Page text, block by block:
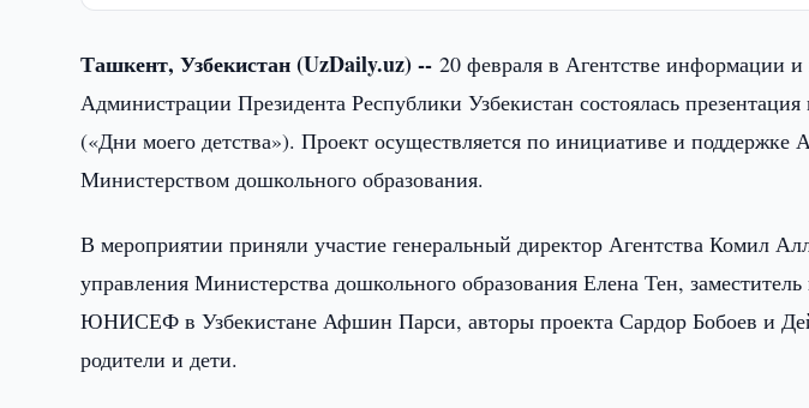
Ташкент, Узбекистан (UzDaily.uz) --20 февраля в Агентстве информации
Администрации Президента Республики Узбекистан состоялась
(«Дни моего детства»). Проект осуществляется по инициативе и поддержке
Министерством дошкольного образования.
В мероприятии приняли участие генеральный директор Агентства Комил
управления Министерства дошкольного образования Елена Тен, заместитель
ЮНИСЕФ в Узбекистане Афшин Парси, авторы проекта Сардор Бобоев и
родители и дети.